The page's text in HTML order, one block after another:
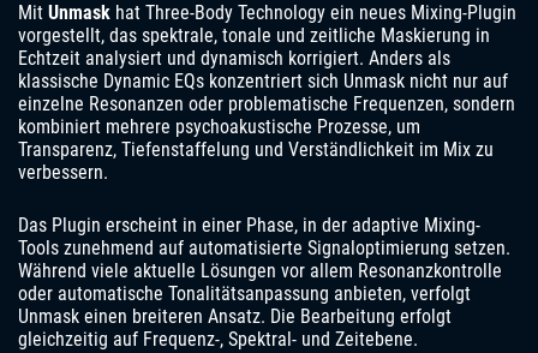
Mit Unmask hat Three-Body Technology ein neues Mixing-Plugin
vorgestellt, das spektrale, tonale und zeitliche Maskierung in
Echtzeit analysiert und dynamisch korrigiert. Anders als
klassische Dynamic EQs konzentriert sich Unmask nicht nur auf
einzelne Resonanzen oder problematische Frequenzen, sondern
kombiniert mehrere psychoakustische Prozesse, um
Transparenz, Tiefenstaffelung und Verständlichkeit im Mix zu
verbessern.
Das Plugin erscheint in einer Phase, in der adaptive Mixing-
Tools zunehmend auf automatisierte Signaloptimierung setzen.
Während viele aktuelle Lösungen vor allem Resonanzkontrolle
oder automatische Tonalitätsanpassung anbieten, verfolgt
Unmask einen breiteren Ansatz. Die Bearbeitung erfolgt
gleichzeitig auf Frequenz-, Spektral- und Zeitebene.